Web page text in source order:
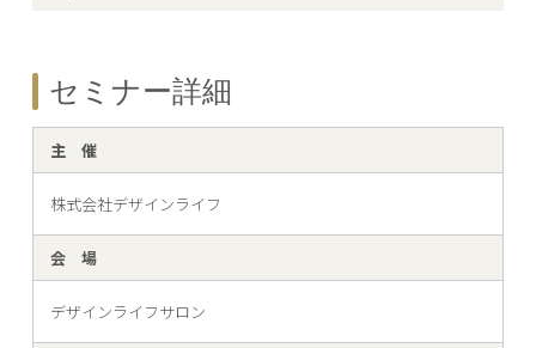
セミナー詳細
主 催
株式会社デザインライフ
会 場
デザインライフサロン